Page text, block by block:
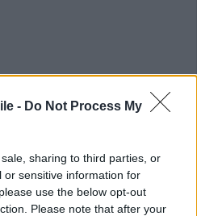
- Do Not Process My
sharing to third parties, or
or sensitive information for
use the below opt-out
Please note that after your
"Får försöka ta